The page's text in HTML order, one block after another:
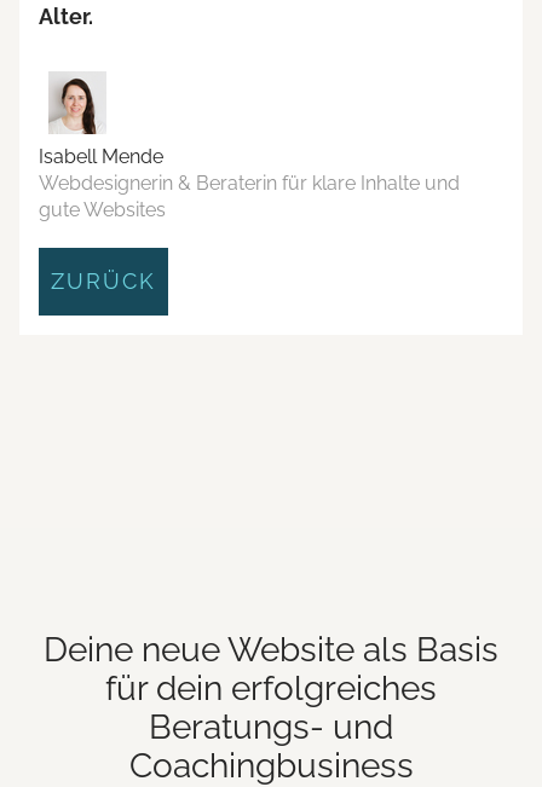
Alter.
Isabell Mende
Webdesignerin & Beraterin für klare Inhalte und
gute Websites
ZURÜCK
Deine neue Website als Basis
für dein erfolgreiches
Beratungs- und
Coachingbusiness